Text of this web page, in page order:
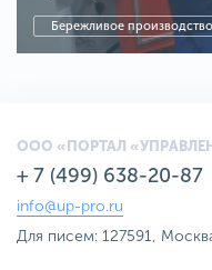
Бережливое производство
ООО «ПОРТАЛ
+ 7 (499) 638-20-87
info@up-pro.ru
Для писем: 127591,